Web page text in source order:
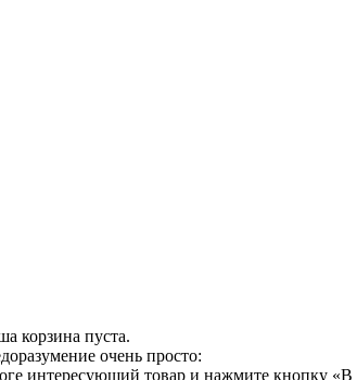
корзина пуста.
очень просто:
интересующий товар и нажмите кнопку «В